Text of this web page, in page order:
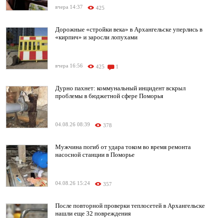
вчера 14:37 425
Дорожные «стройки века» в Архангельске уперлись в
«кирпич» и заросли лопухами
вчера 16:56 425 1
Дурно пахнет: коммунальный инцидент вскрыл
проблемы в бюджетной сфере Поморья
04.08.26 08:39 378
Мужчина погиб от удара током во время ремонта
насосной станции в Поморье
04.08.26 15:24 357
После повторной проверки теплосетей в Архангельске
нашли еще 32 повреждения